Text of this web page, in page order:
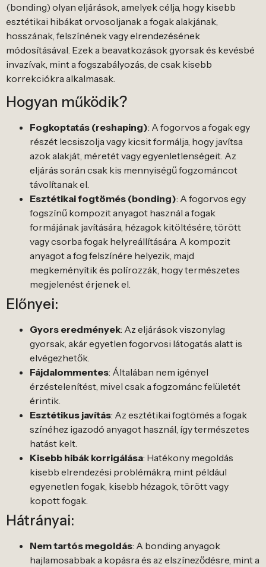
(bonding) olyan eljárások, amelyek célja, hogy kisebb
esztétikai hibákat orvosoljanak a fogak alakjának,
hosszának, felszínének vagy elrendezésének
módosításával. Ezek a beavatkozások gyorsak és kevésbé
invazívak, mint a fogszabályozás, de csak kisebb
korrekciókra alkalmasak.
Hogyan működik?
Fogkoptatás (reshaping): A fogorvos a fogak egy
részét lecsiszolja vagy kicsit formálja, hogy javítsa
azok alakját, méretét vagy egyenletlenségeit. Az
eljárás során csak kis mennyiségű fogzománcot
távolítanak el.
Esztétikai fogtömés (bonding): A fogorvos egy
fogszínű kompozit anyagot használ a fogak
formájának javítására, hézagok kitöltésére, törött
vagy csorba fogak helyreállítására. A kompozit
anyagot a fog felszínére helyezik, majd
megkeményítik és polírozzák, hogy természetes
megjelenést érjenek el.
Előnyei:
Gyors eredmények: Az eljárások viszonylag
gyorsak, akár egyetlen fogorvosi látogatás alatt is
elvégezhetők.
Fájdalommentes: Általában nem igényel
érzéstelenítést, mivel csak a fogzománc felületét
érintik.
Esztétikus javítás: Az esztétikai fogtömés a fogak
színéhez igazodó anyagot használ, így természetes
hatást kelt.
Kisebb hibák korrigálása: Hatékony megoldás
kisebb elrendezési problémákra, mint például
egyenetlen fogak, kisebb hézagok, törött vagy
kopott fogak.
Hátrányai:
Nem tartós megoldás: A bonding anyagok
hajlamosabbak a kopásra és az elszíneződésre, mint a